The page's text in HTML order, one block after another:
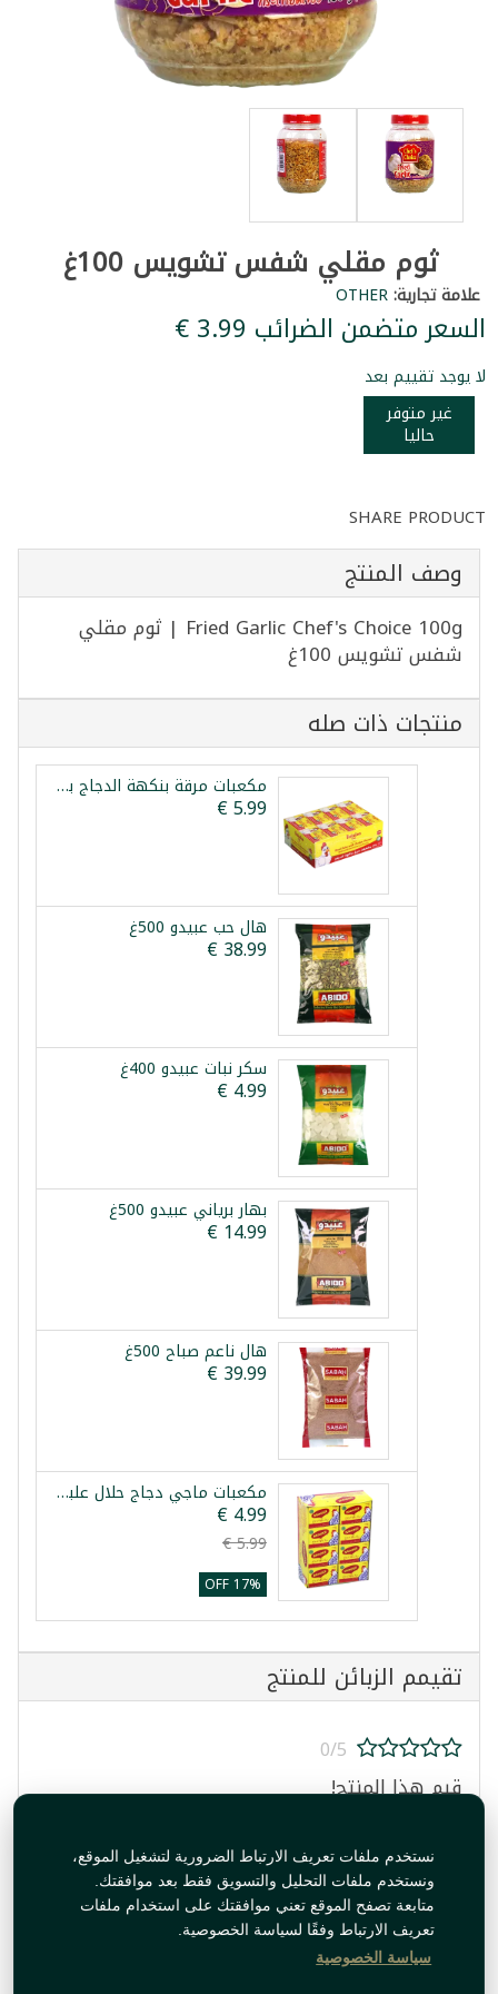
نستخدم ملفات تعريف الارتباط الضرورية لتشغيل الموقع،
ونستخدم ملفات التحليل والتسويق فقط بعد موافقتك.
متابعة تصفح الموقع تعني موافقتك على استخدام ملفات
تعريف الارتباط وفقًا لسياسة الخصوصية.
سياسة الخصوصية
ثوم مقلي شفس تشويس 100غ
علامة تجارية:OTHER
السعر متضمن الضرائب ‏3.99 €
لا يوجد تقييم بعد
غير متوفر
حاليا
SHARE PRODUCT
وصف المنتج
Fried Garlic Chef's Choice 100g | ثوم مقلي
شفس تشويس 100غ
منتجات ذات صله
مكعبات مرقة بنكهة الدجاج بلدنا 48 قطعة 480غ
هال حب عبيدو 500غ
سكر نبات عبيدو 400غ
بهار برياني عبيدو 500غ
هال ناعم صباح 500غ
مكعبات ماجي دجاج حلال علبة 24 *20غ
17% OFF
تقيمم الزبائن للمنتج
0/5
قيم هذا المنتج!
قيم المنتج